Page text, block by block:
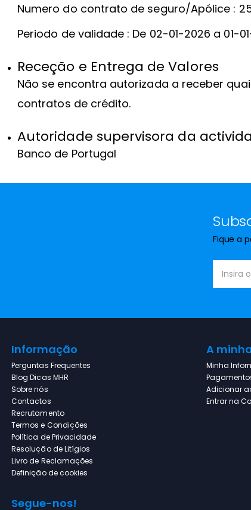
Numero do contrato de seguro/Apólice :
Periodo de validade : De 02-01-2026 a 01-
Receção e Entrega de Valores
Não se encontra autorizada a receber
contratos de crédito.
Autoridade supervisora da
Banco de Portugal
Fique a
Informação
Perguntas Frequentes
Blog Dicas MHR
Sobre nós
Contactos
Recrutamento
Termos e Condições
Política de Privacidade
Resolução de Litígios
Livro de Reclamações
Definição de cookies
A
Minha
Adicionar
Entrar na
Segue-nos!